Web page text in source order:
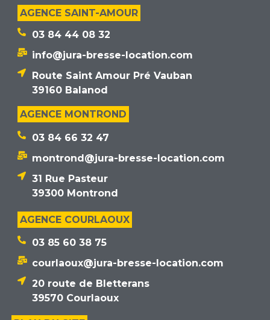
AGENCE SAINT-AMOUR
03 84 44 08 32
info@jura-bresse-location.com
Route Saint Amour Pré Vauban
39160 Balanod
AGENCE MONTROND
03 84 66 32 47
montrond@jura-bresse-location.com
31 Rue Pasteur
39300 Montrond
AGENCE COURLAOUX
03 85 60 38 75
courlaoux@jura-bresse-location.com
20 route de Bletterans
39570 Courlaoux